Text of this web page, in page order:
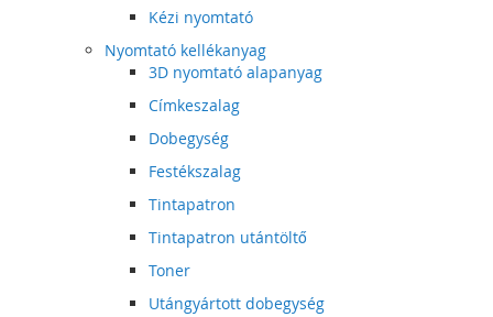
Kézi nyomtató
Nyomtató kellékanyag
3D nyomtató alapanyag
Címkeszalag
Dobegység
Festékszalag
Tintapatron
Tintapatron utántöltő
Toner
Utángyártott dobegység